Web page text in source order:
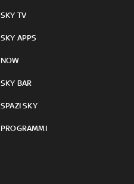
SKY TV
SKY APPS
NOW
SKY BAR
SPAZI SKY
PROGRAMMI